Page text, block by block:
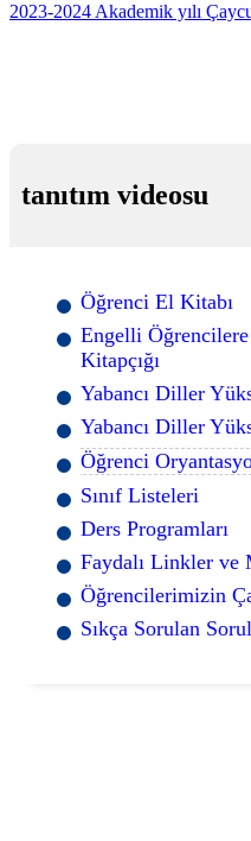
2023-2024 Akademik yılı
tanıtım videosu
Öğrenci El Kitabı
Engelli
Kitapçığı
Yabancı Diller
Yabancı Diller
Öğrenci
Sınıf Listeleri
Ders Programları
Faydalı Linkler ve
Öğrencilerimizin
Sıkça Sorulan